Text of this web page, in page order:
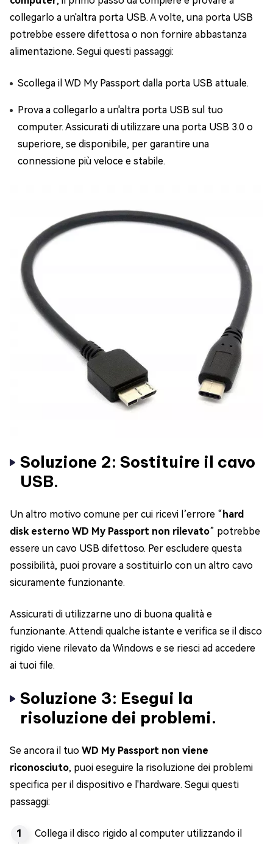
collegarlo a un'altra porta USB. A volte, una porta USB
potrebbe essere difettosa o non fornire abbastanza
alimentazione. Segui questi passaggi:
Scollega il WD My Passport dalla porta USB attuale.
Prova a collegarlo a un'altra porta USB sul tuo
computer. Assicurati di utilizzare una porta USB 3.0 o
superiore, se disponibile, per garantire una
connessione più veloce e stabile.
Soluzione 2: Sostituire il cavo
USB.
Un altro motivo comune per cui ricevi l’errore “ hard
disk esterno WD My Passport non rilevato” potrebbe
essere un cavo USB difettoso. Per escludere questa
possibilità, puoi provare a sostituirlo con un altro cavo
sicuramente funzionante.
Assicurati di utilizzarne uno di buona qualità e
funzionante. Attendi qualche istante e verifica se il disco
rigido viene rilevato da Windows e se riesci ad accedere
ai tuoi file.
Soluzione 3: Esegui la
risoluzione dei problemi.
Se ancora il tuo WD My Passport non viene
riconosciuto, puoi eseguire la risoluzione dei problemi
specifica per il dispositivo e l'hardware. Segui questi
passaggi:
Collega il disco rigido al computer utilizzando il